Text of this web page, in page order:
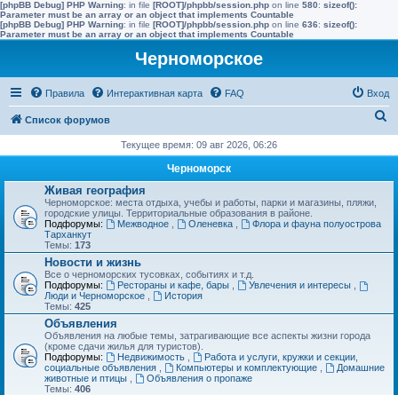
[phpBB Debug] PHP Warning: in file [ROOT]/phpbb/session.php on line 580: sizeof():
Parameter must be an array or an object that implements Countable
[phpBB Debug] PHP Warning: in file [ROOT]/phpbb/session.php on line 636: sizeof():
Parameter must be an array or an object that implements Countable
Черноморское
Правила Интерактивная карта FAQ Вход
Список форумов
с
Текущее время: 09 авг 2026, 06:26
Черноморск
Живая география
Черноморское: места отдыха, учебы и работы, парки и магазины, пляжи,
городские улицы. Территориальные образования в районе.
Подфорумы:
Межводное Оленевка
Флора и фауна полуострова
Тарханкут
Темы: 173
Новости и жизнь
Все о черноморских тусовках, событиях и т.д.
Подфорумы:
Рестораны и кафе, бары Увлечения и интересы
Люди и Черноморское
История
Темы: 425
Объявления
Объявления на любые темы, затрагивающие все аспекты жизни города
(кроме сдачи жилья для туристов).
Подфорумы:
Недвижимость
Работа и услуги, кружки и секции,
социальные объявления
Компьютеры и комплектующие
Домашние
животные и птицы
Объявления о пропаже
Темы: 406